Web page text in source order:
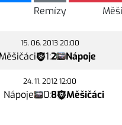
Remízy
15. 06. 2013 20:00
Měšičáci 1:2 Nápoje
24. 11. 2012 12:00
Nápoje 0:8 Měšičáci